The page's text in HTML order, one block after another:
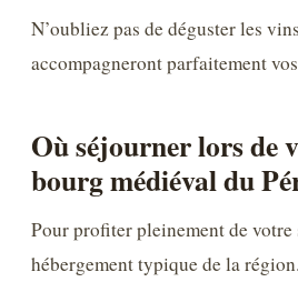
N’oubliez pas de déguster les
accompagneront parfaitement
Où séjourner lors de
bourg médiéval du
Pour profiter pleinement de
hébergement typique de la